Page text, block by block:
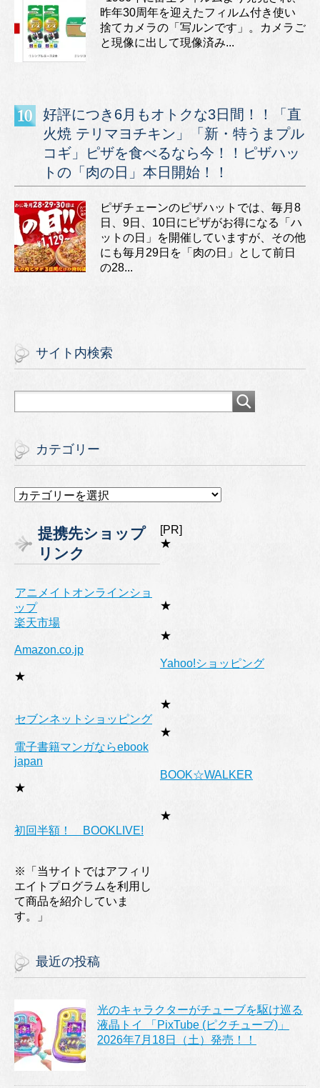
昨年30周年を迎えたフィルム付き使い
捨てカメラの「写ルンです」。カメラご
と現像に出して現像済み...
好評につき6月もオトクな3日間！！「直
火焼 テリマヨチキン」「新・特うまプル
コギ」ピザを食べるなら今！！ピザハッ
トの「肉の日」本日開始！！
ピザチェーンのピザハットでは、毎月8
日、9日、10日にピザがお得になる「ハ
ットの日」を開催していますが、その他
にも毎月29日を「肉の日」として前日
の28...
サイト内検索
カテゴリー
カ
リ
ー
提携先ショップ
リンク
[PR]
★
アニメイトオンラインショ
ップ
★
楽天市場
★
Amazon.co.jp
★
Yahoo!ショッピング
★
セブンネットショッピング
★
電子書籍マンガならebook
japan
★
BOOK☆WALKER
★
初回半額！ BOOKLIVE!
※「当サイトではアフィリ
エイトプログラムを利用し
て商品を紹介していま
す。」
最近の投稿
光のキャラクターがチューブを駆け巡る
液晶トイ 「PixTube (ピクチューブ)」
2026年7月18日（土）発売！！